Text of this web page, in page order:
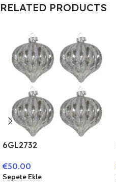
RELATED PRODUCTS
6GL2732
4ER SET Ø 8 CM WEISS
GLAS WEIHNACHTSBAUM
€50.00
Sepete Ekle